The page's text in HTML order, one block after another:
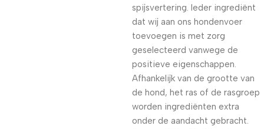
spijsvertering. Ieder ingrediënt
dat wij aan ons hondenvoer
toevoegen is met zorg
geselecteerd vanwege de
positieve eigenschappen.
Afhankelijk van de grootte van
de hond, het ras of de rasgroep
worden ingrediënten extra
onder de aandacht gebracht.